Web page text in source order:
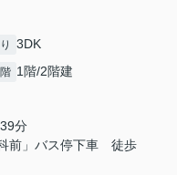
3DK
1階/2階建
分
前」バス停下車 徒歩